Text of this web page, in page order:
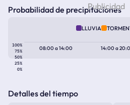
Probabilidad de precipitaciones
LLUVIA
100%
75%
50%
25%
0%
08:00a14:00 14:00a
Detalles del tiempo